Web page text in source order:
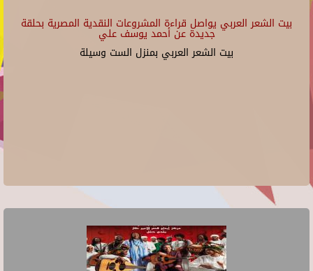
بيت الشعر العربي يواصل قراءة المشروعات النقدية المصرية بحلقة
جديدة عن أحمد يوسف علي
بيت الشعر العربي بمنزل الست وسيلة